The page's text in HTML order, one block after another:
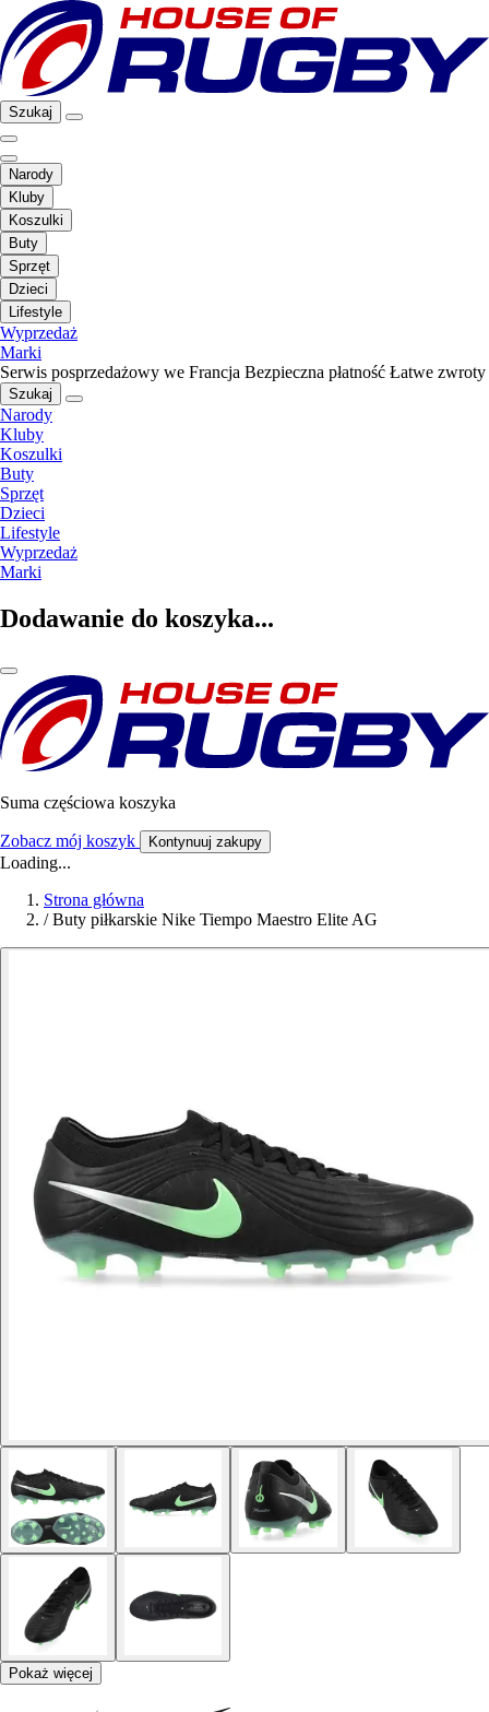
Szukaj
Narody
Kluby
Koszulki
Buty
Sprzęt
Dzieci
Lifestyle
Wyprzedaż
Marki
Serwis posprzedażowy we Francja Bezpieczna płatność Łatwe zwroty
Szukaj
Narody
Kluby
Koszulki
Buty
Sprzęt
Dzieci
Lifestyle
Wyprzedaż
Marki
Dodawanie do koszyka...
Suma częściowa koszyka
Zobacz mój koszyk Kontynuuj zakupy
Loading...
Strona główna
/ Buty piłkarskie Nike Tiempo Maestro Elite AG
Pokaż więcej